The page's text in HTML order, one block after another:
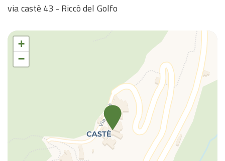
via castè 43 - Riccò del Golfo
+
−